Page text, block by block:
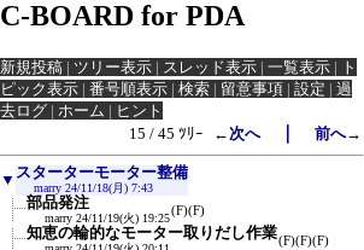
C-BOARD for PDA
新規投稿 | ツリー表示 | スレッド表示 | 一覧表示 | ト
ピック表示 | 番号順表示 | 検索 | 留意事項 | 設定 | 過
去ログ | ホーム | ヒント
15 / 45 ﾂﾘｰ
←次へ｜ 前へ→
▼ スターターモーター整備
marry 24/11/18(月) 7:43
部品発注
marry 24/11/19(火) 19:25
(F)(F)
知恵の輪的なモーター取りだし作業(F)(F)(F)